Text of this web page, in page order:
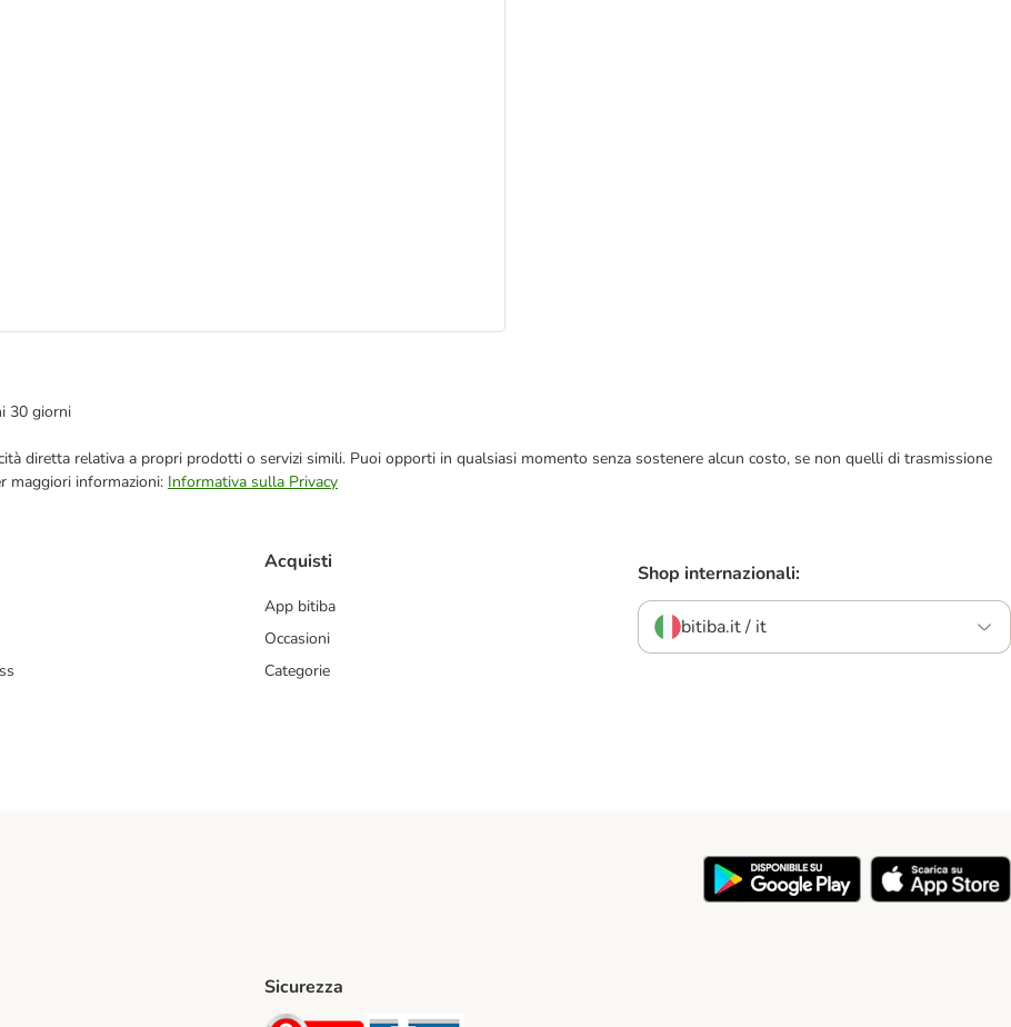
30 giorni
diretta relativa a propri prodotti o servizi simili. Puoi opporti in qualsiasi momento senza sostenere alcun costo, se non quelli di trasmissione
maggiori informazioni: Informativa sulla Privacy
Acquisti
App bitiba
Occasioni
Categorie
Shop internazionali:
bitiba.it / it
Sicurezza